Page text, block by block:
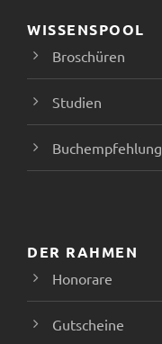
WISSENSPOOL
Broschüren
Studien
DER RAHMEN
Honorare
Gutscheine